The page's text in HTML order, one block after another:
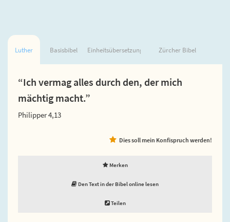
Luther Basisbibel Einheitsübersetzung Zürcher Bibel
“Ich vermag alles durch den, der mich
mächtig macht.”
Philipper 4,13
Dies soll mein Konfispruch werden!
Merken
Den Text in der Bibel online lesen
Teilen